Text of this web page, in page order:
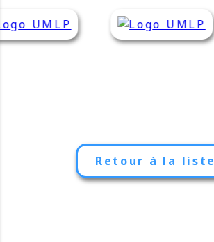
Retour à la liste